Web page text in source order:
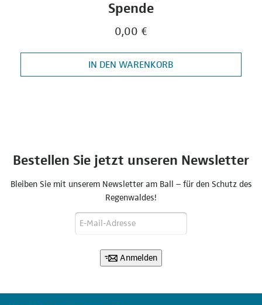
Spende
0,00 €
IN DEN WARENKORB
Bestellen Sie jetzt unseren Newsletter
Bleiben Sie mit unserem Newsletter am Ball – für den Schutz des
Regenwaldes!
Anmelden